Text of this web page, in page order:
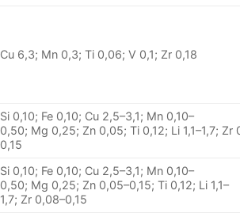
Cu 6,3; Mn 0,3; Ti 0,06; V 0,1; Zr 0,18
Si 0,10; Fe 0,10; Cu 2,5–3,1; Mn 0,10–
0,50; Mg 0,25; Zn 0,05; Ti 0,12; Li 1,1–1,7; Zr
0,15
Si 0,10; Fe 0,10; Cu 2,5–3,1; Mn 0,10–
0,50; Mg 0,25; Zn 0,05–0,15; Ti 0,12; Li 1,1–
1,7; Zr 0,08–0,15